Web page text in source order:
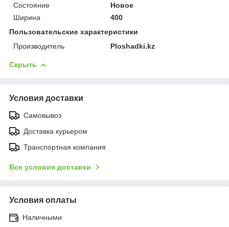
Состояние
Новое
Ширина
400
Пользовательские характеристики
Производитель
Ploshadki.kz
Скрыть
Условия доставки
Самовывоз
Доставка курьером
Транспортная компания
Все условия доставки
Условия оплаты
Наличными